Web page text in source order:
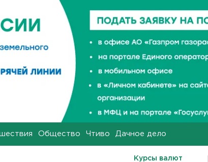
Общество Чтиво Дачное дело
Курсы валют